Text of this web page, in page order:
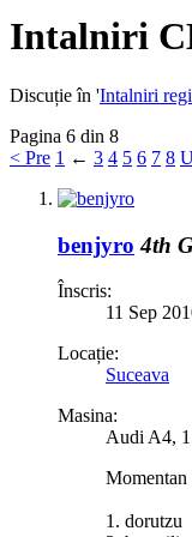
Intalniri
Discuție în 'Intalniri
Pagina 6 din 8
< Pre 1 ← 3 4 5 6 7 8
benjyro 4th
Înscris:
11 Sep
Locație:
Suceava
Masina:
Audi A4,
Momentan
1. dorutzu